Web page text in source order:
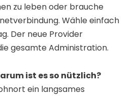
zu leben oder brauche
Wähle einfach
Der neue Provider
gesamte Administration.
ist es so nützlich?
ein langsames